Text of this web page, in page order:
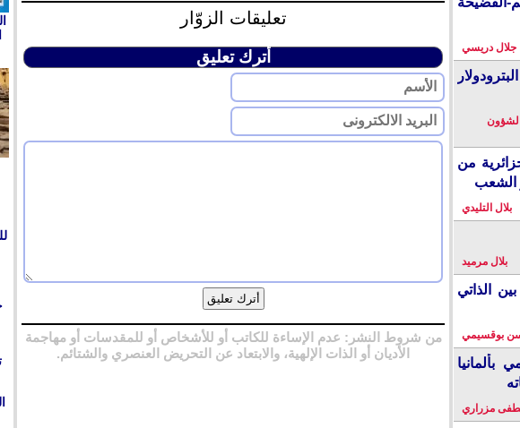
جلال دريسي
من
الشعب
بلال التليدي
بلال مرميد
الذاتي
بوقسيمي
مزراري
تعليقات الزوّار
أترك تعليق
من شروط النشر: عدم الإساءة للكاتب أو للأشخاص أو للمقدسات أو مهاجمة
الأديان أو الذات الإلهية، والابتعاد عن التحريض العنصري والشتائم.